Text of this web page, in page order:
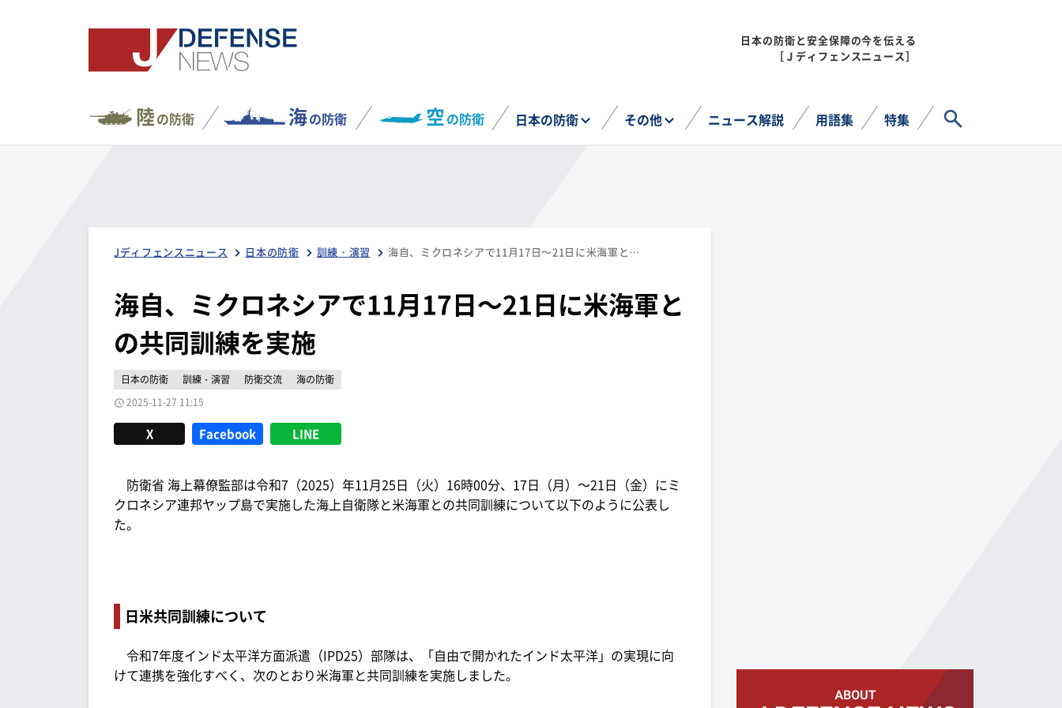
日本の防衛と安全保障の今を伝える
［Ｊディフェンスニュース］
陸の防衛 海の防衛 空の防衛 日本の防衛 その他 ニュース解説 用語集 特集
Jディフェンスニュース 日本の防衛 訓練・演習 海自、ミクロネシアで11月17日～21日に米海軍との共同訓練を実施
海自、ミクロネシアで11月17日～21日に米海軍と
の共同訓練を実施
日本の防衛 訓練・演習 防衛交流
海の防衛
2025-11-27 11:15
X Facebook LINE
防衛省 海上幕僚監部は令和7（2025）年11月25日（火）16時00分、17日（月）～21日（金）にミ
クロネシア連邦ヤップ島で実施した海上自衛隊と米海軍との共同訓練について以下のように公表し
た。
日米共同訓練について
令和7年度インド太平洋方面派遣（IPD25）部隊は、「自由で開かれたインド太平洋」の実現に向
けて連携を強化すべく、次のとおり米海軍と共同訓練を実施しました。